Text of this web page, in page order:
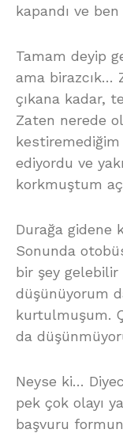
kapandı ve
Tamam deyip
ama birazcık…
çıkana kadar,
Zaten nerede
ediyordu ve
korkmuştum
Durağa gidene
Sonunda
bir şey gelebilir
düşünüyorum
kurtulmuşum.
da
Neyse ki…
pek çok olayı
başvuru